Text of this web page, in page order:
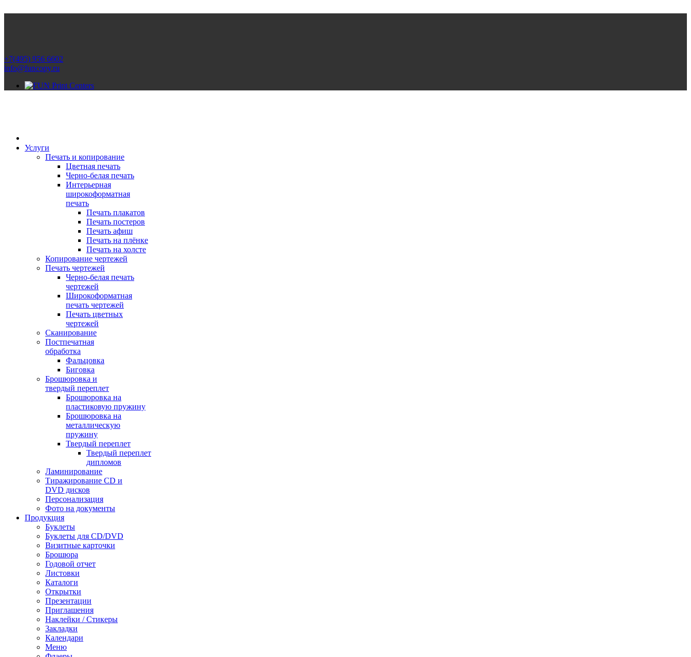
+7(495) 956 6602
info@funcopy.ru
Услуги
Печать и копирование
Цветная печать
Черно-белая печать
Интерьерная
широкоформатная
печать
Печать плакатов
Печать постеров
Печать афиш
Печать на плёнке
Печать на холсте
Копирование чертежей
Печать чертежей
Черно-белая печать
чертежей
Широкоформатная
печать чертежей
Печать цветных
чертежей
Сканирование
Постпечатная
обработка
Фальцовка
Биговка
Брошюровка и
твердый переплет
Брошюровка на
пластиковую пружину
Брошюровка на
металлическую
пружину
Твердый переплет
Твердый переплет
дипломов
Ламинирование
Тиражирование CD и
DVD дисков
Персонализация
Фото на документы
Продукция
Буклеты
Буклеты для CD/DVD
Визитные карточки
Брошюра
Годовой отчет
Листовки
Каталоги
Открытки
Презентации
Приглашения
Наклейки / Стикеры
Закладки
Календари
Меню